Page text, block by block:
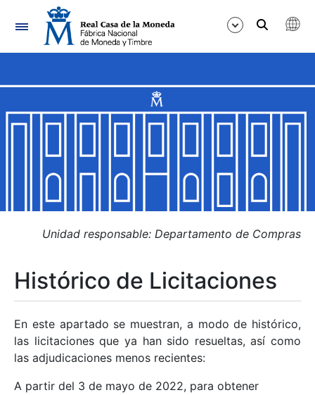
Navegación
Mostrar/Ocultar
Mostrar/Ocultar
Mostrar/Ocultar
Mostrar/Ocultar
Mostrar/Ocultar
Unidad responsable: Departamento de Compras
Histórico de Licitaciones
En este apartado se muestran, a modo de histórico,
las licitaciones que ya han sido resueltas, así como
las adjudicaciones menos recientes:
A partir del 3 de mayo de 2022, para obtener